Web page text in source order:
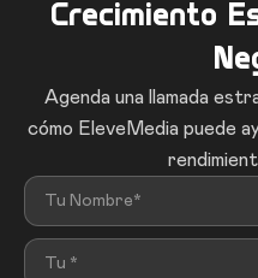
Crecimiento
Agenda una llamada
cómo EleveMedia puede